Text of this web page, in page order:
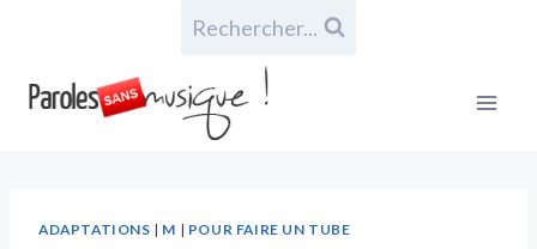
Rechercher...
ADAPTATIONS | M | POUR FAIRE UN TUBE